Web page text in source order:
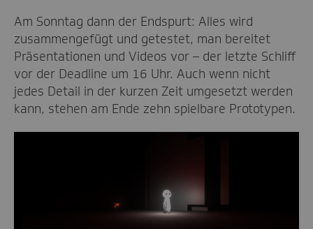
Am Sonntag dann der Endspurt: Alles wird
zusammengefügt und getestet, man bereitet
Präsentationen und Videos vor – der letzte Schliff
vor der Deadline um 16 Uhr. Auch wenn nicht
jedes Detail in der kurzen Zeit umgesetzt werden
kann, stehen am Ende zehn spielbare Prototypen.